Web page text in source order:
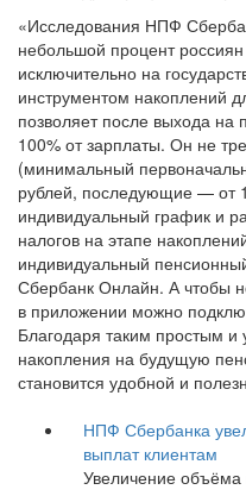
«Исследования НПФ
небольшой процент
исключительно на
инструментом накоплений
позволяет после выхода на
100% от зарплаты. Он не
(минимальный
рублей, последующие — от
индивидуальный график и
налогов на этапе
индивидуальный
Сбербанк Онлайн. А чтобы
в приложении можно
Благодаря таким простым
накопления на будущую
становится удобной и
НПФ Сбербанка
выплат клиентам
Увеличение